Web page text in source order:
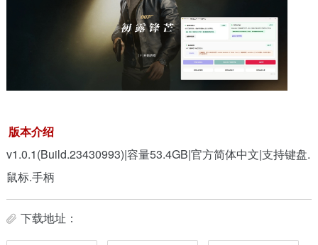
版本介绍
v1.0.1(Build.23430993)|容量53.4GB|官方简体中文|支持键盘.
鼠标.手柄
下载地址：